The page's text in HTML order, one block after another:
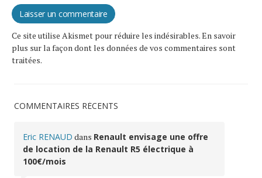
Ce site utilise Akismet pour réduire les indésirables.En savoir
plus sur la façon dont les données de vos commentaires sont
traitées.
COMMENTAIRES RÉCENTS
Eric RENAUD dans Renault envisage une offre
de location de la Renault R5 électrique à
100€/mois